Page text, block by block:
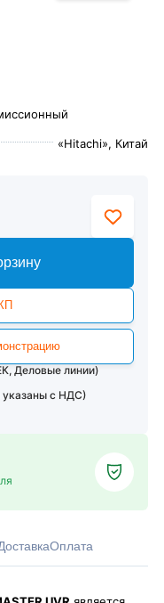
«Hitachi», Китай
Деловые линии)
указаны с НДС)
Оплата